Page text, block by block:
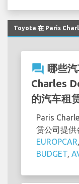
Toyota 在 Paris
question_answer 哪些
Charles
的汽车租
Paris
赁公司提供
EUROPCAR
BUDGET